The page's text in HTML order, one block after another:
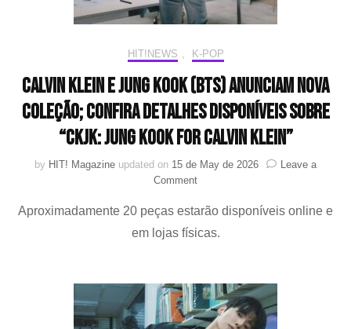
HIT!NEWS K-POP
Calvin Klein e Jung Kook (BTS) anunciam nova
coleção; confira detalhes disponíveis sobre
“CKJK: Jung Kook for Calvin Klein”
by HIT! Magazine updated on 15 de May de 2026
Leave a
Commenton
Klein
anunciam
nova
coleção;
Aproximadamente 20 peças estarão disponíveis online e
em lojas físicas.